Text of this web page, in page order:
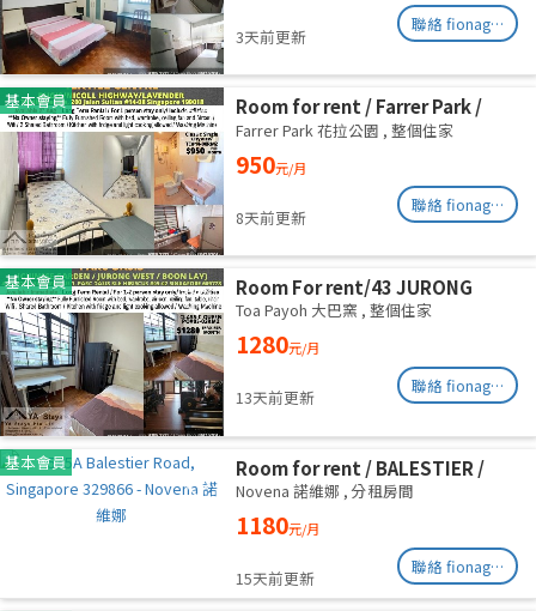
3天前更新
聯絡 fionag@transinex.com.sg
基本會員
Room for rent / Farrer Park /
Serangoon / Common room /
1pax stay / Available 27 Aug
Farrer Park 花拉公園 , 整個住家
950元/月
8天前更新
聯絡 fionag@transinex.com.sg
基本會員
Room For rent/43 JURONG
EAST AVENUE 1, PARC OASIS
BLK HIBISCUS 60977
Road/commen /for 1pax/
Available Immediate
Toa Payoh 大巴窯 , 整個住家
1280元/月
13天前更新
聯絡 fionag@transinex.com.sg
基本會員
Room for rent / BALESTIER /
NOVENA / Common room / 1pax
stay / Available immediate
Novena 諾維娜 , 分租房間
1180元/月
15天前更新
聯絡 fionag@transinex.com.sg